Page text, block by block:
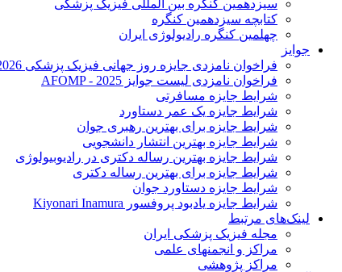
سیزدهمین کنگره بین المللی فیزیک پزشکی
کتابچه سیزدهمین کنگره
چهلمین کنگره رادیولوژی ایران
جوایز
فراخوان نامزدی جایزه روز جهانی فیزیک پزشکی 2026
فراخوان نامزدی لیست جوایز AFOMP - 2025
شرایط جایزه مسافرتی
شرایط جایزه یک عمر دستاورد
شرایط جایزه برای بهترین رهبری جوان
شرایط جایزه بهترین انتشار دانشجویی
شرایط جایزه بهترین رساله دکتری در رادیوبیولوژی
شرایط جایزه برای بهترین رساله دکتری
شرایط جایزه دستاورد جوان
شرایط جایزه یادبود پروفسور Kiyonari Inamura
لینک‌های مرتبط
مجله فیزیک پزشکی ایران
مراکز و انجمنهای علمی
مراکز پژوهشی